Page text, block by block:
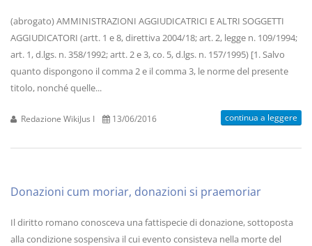
(abrogato) AMMINISTRAZIONI AGGIUDICATRICI E ALTRI SOGGETTI
AGGIUDICATORI (artt. 1 e 8, direttiva 2004/18; art. 2, legge n. 109/1994;
art. 1, d.lgs. n. 358/1992; artt. 2 e 3, co. 5, d.lgs. n. 157/1995) [1. Salvo
quanto dispongono il comma 2 e il comma 3, le norme del presente
titolo, nonché quelle...
Redazione WikiJus I 13/06/2016 continua a leggere
Donazioni cum moriar, donazioni si praemoriar
Il diritto romano conosceva una fattispecie di donazione, sottoposta
alla condizione sospensiva il cui evento consisteva nella morte del